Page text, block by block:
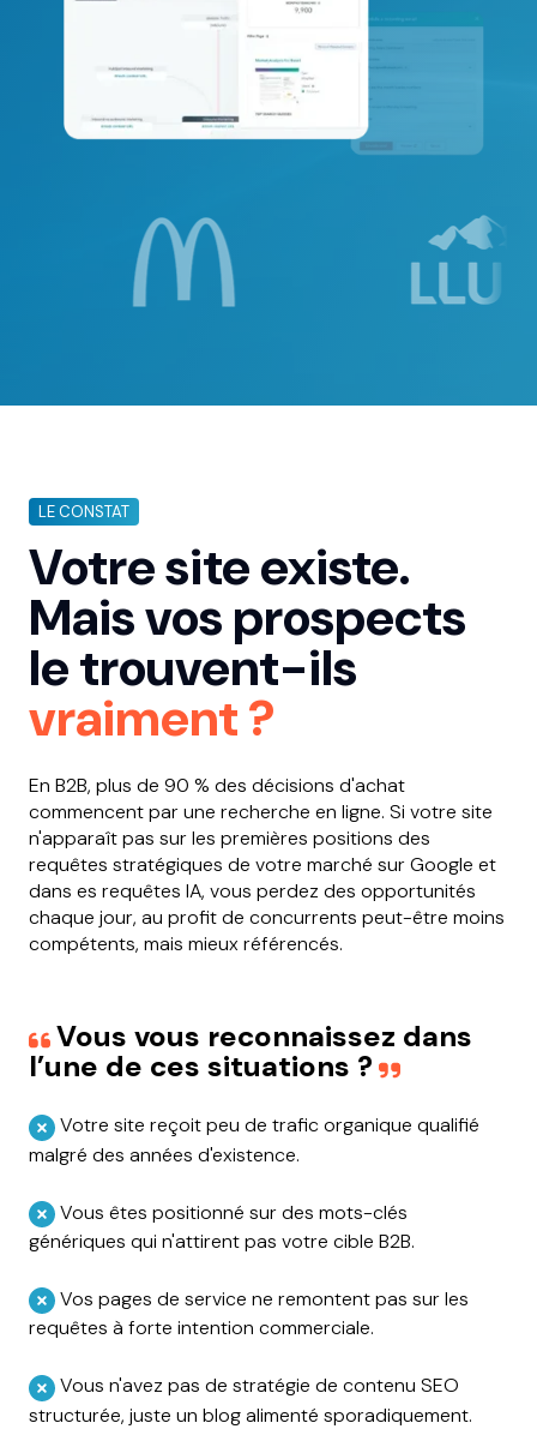
LE CONSTAT
Votre site existe.
Mais vos prospects
le trouvent-ils
vraiment ?
En B2B, plus de 90 % des décisions d'achat
commencent par une recherche en ligne. Si votre site
n'apparaît pas sur les premières positions des
requêtes stratégiques de votre marché sur Google et
dans es requêtes IA, vous perdez des opportunités
chaque jour, au profit de concurrents peut-être moins
compétents, mais mieux référencés.
Vous vous reconnaissez dans
l’une de ces situations ?
Votre site reçoit peu de trafic organique qualifié
malgré des années d'existence.
Vous êtes positionné sur des mots-clés
génériques qui n'attirent pas votre cible B2B.
Vos pages de service ne remontent pas sur les
requêtes à forte intention commerciale.
Vous n'avez pas de stratégie de contenu SEO
structurée, juste un blog alimenté sporadiquement.